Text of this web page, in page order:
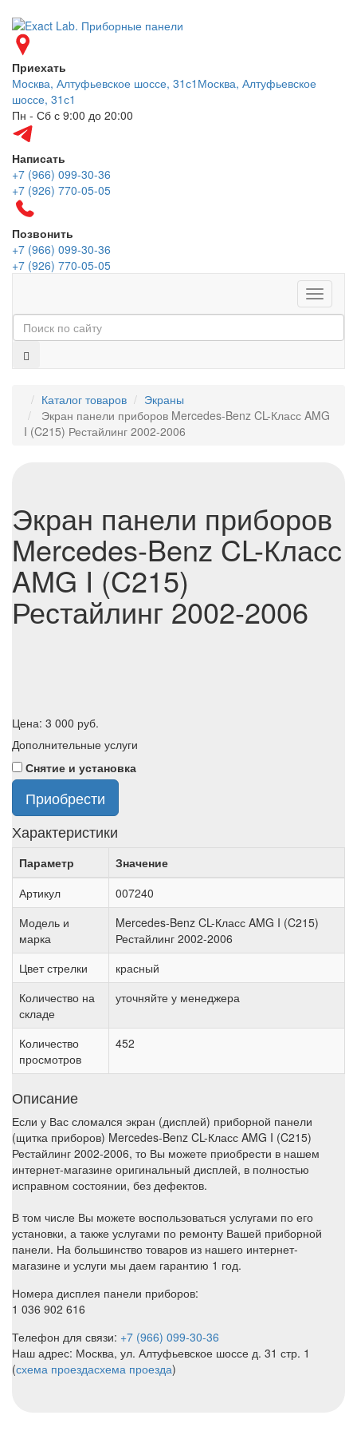
Приехать
Москва, Алтуфьевское шоссе, 31с1 Москва, Алтуфьевское
шоссе, 31с1
Пн - Сб с 9:00 до 20:00
Написать
+7 (966) 099-30-36
+7 (926) 770-05-05
Позвонить
+7 (966) 099-30-36
+7 (926) 770-05-05
Меню
Каталог товаров
Экраны
Экран панели приборов Mercedes-Benz CL-Класс AMG
I (C215) Рестайлинг 2002-2006
Экран панели приборов
Mercedes-Benz CL-Класс
AMG I (C215)
Рестайлинг 2002-2006
Цена: 3 000 руб.
Дополнительные услуги
Снятие и установка
Приобрести
Характеристики
Параметр
Значение
Артикул
007240
Модель и
марка
Mercedes-Benz CL-Класс AMG I (C215)
Рестайлинг 2002-2006
Цвет стрелки
красный
Количество на
складе
уточняйте у менеджера
Количество
просмотров
452
Описание
Если у Вас сломался экран (дисплей) приборной панели
(щитка приборов) Mercedes-Benz CL-Класс AMG I (C215)
Рестайлинг 2002-2006, то Вы можете приобрести в нашем
интернет-магазине оригинальный дисплей, в полностью
исправном состоянии, без дефектов.
В том числе Вы можете воспользоваться услугами по его
установки, а также услугами по ремонту Вашей приборной
панели. На большинство товаров из нашего интернет-
магазине и услуги мы даем гарантию 1 год.
Номера дисплея панели приборов:
1 036 902 616
Телефон для связи: +7 (966) 099-30-36
Наш адрес: Москва, ул. Алтуфьевское шоссе д. 31 стр. 1
(схема проездасхема проезда)